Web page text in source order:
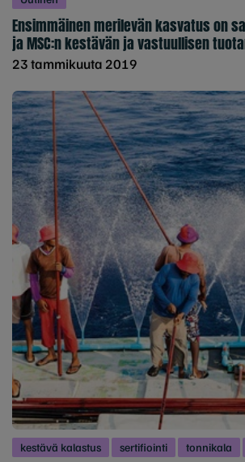
Ensimmäinen merilevän kasvatus on
ja MSC:n kestävän ja vastuullisen
23 tammikuuta 2019
kestävä kalastus sertifiointi tonnikala